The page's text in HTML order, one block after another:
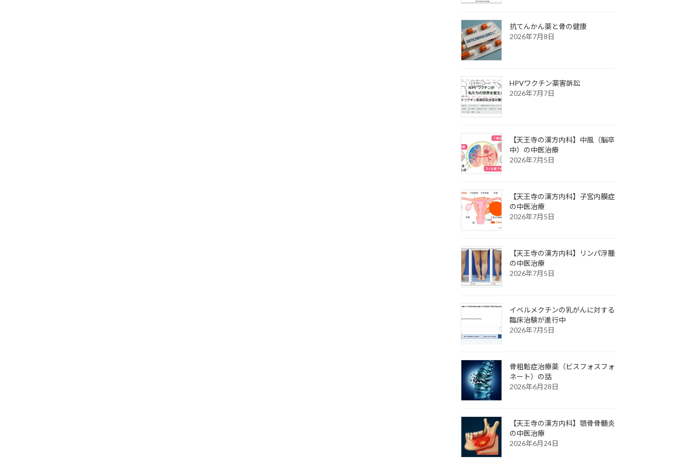
抗てんかん薬と骨の健康
2026年7月8日
HPVワクチン薬害訴訟
2026年7月7日
【天王寺の漢方内科】中風（脳卒
中）の中医治療
2026年7月5日
【天王寺の漢方内科】子宮内膜症
の中医治療
2026年7月5日
【天王寺の漢方内科】リンパ浮腫
の中医治療
2026年7月5日
イベルメクチンの乳がんに対する
臨床治験が進行中
2026年7月5日
骨粗鬆症治療薬（ビスフォスフォ
ネート）の話
2026年6月28日
【天王寺の漢方内科】顎骨骨髄炎
の中医治療
2026年6月24日